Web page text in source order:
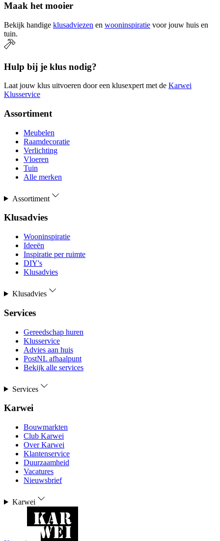
Maak het mooier
Bekijk handige klusadviezen en wooninspiratie voor jouw huis en
tuin.
Hulp bij je klus nodig?
Laat jouw klus uitvoeren door een klusexpert met de Karwei
Klusservice
Assortiment
Meubelen
Raamdecoratie
Verlichting
Vloeren
Tuin
Alle merken
Assortiment
Klusadvies
Wooninspiratie
Ideeën
Inspiratie per ruimte
DIY's
Klusadvies
Klusadvies
Services
Gereedschap huren
Klusservice
Advies aan huis
PostNL afhaalpunt
Bekijk alle services
Services
Karwei
Bouwmarkten
Club Karwei
Over Karwei
Klantenservice
Duurzaamheid
Vacatures
Nieuwsbrief
Karwei